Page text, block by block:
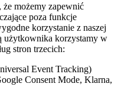
że możemy zapewnić
poza funkcje
korzystanie z naszej
użytkownika korzystamy w
stron trzecich:
Event Tracking)
Consent Mode, Klarna,